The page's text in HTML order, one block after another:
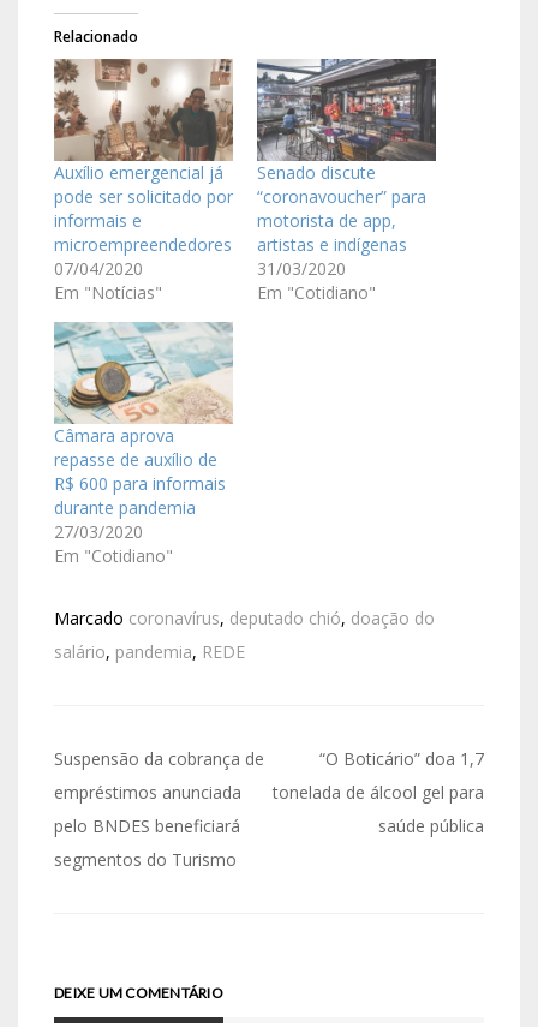
Relacionado
Auxílio emergencial já
pode ser solicitado por
informais e
microempreendedores
07/04/2020
Em "Notícias"
Senado discute
“coronavoucher” para
motorista de app,
artistas e indígenas
31/03/2020
Em "Cotidiano"
Câmara aprova
repasse de auxílio de
R$ 600 para informais
durante pandemia
27/03/2020
Em "Cotidiano"
Marcado coronavírus, deputado chió, doação do
salário, pandemia, REDE
Suspensão da cobrança de
empréstimos anunciada
pelo BNDES beneficiará
segmentos do Turismo
“O Boticário” doa 1,7
tonelada de álcool gel para
saúde pública
DEIXE UM COMENTÁRIO